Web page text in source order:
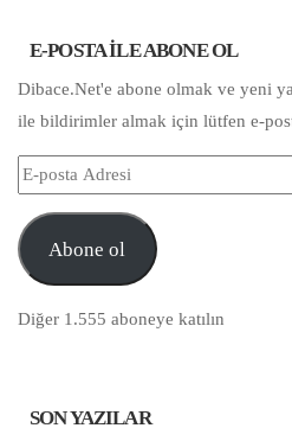
E-POSTA ILE ABONE OL
Dibace.Net'e abone olmak ve yeni
ile bildirimler almak için lütfen e-
E-
Adresi
Abone ol
Diğer 1.555 aboneye katılın
SON YAZILAR